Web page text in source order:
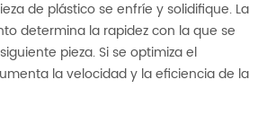
de plástico se enfríe y solidifique. La
determina la rapidez con la que se
pieza. Si se optimiza el
la velocidad y la eficiencia de la